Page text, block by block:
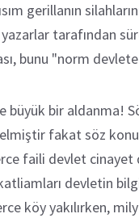
gerillanın
tarafından
bunu "norm
büyük bir aldanma!
fakat söz
faili devlet cinayet
devletin
köy yakılırken,